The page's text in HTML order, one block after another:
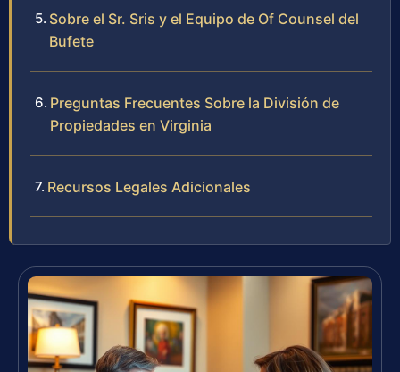
Sobre el Sr. Sris y el Equipo de Of Counsel del
Bufete
Preguntas Frecuentes Sobre la División de
Propiedades en Virginia
Recursos Legales Adicionales